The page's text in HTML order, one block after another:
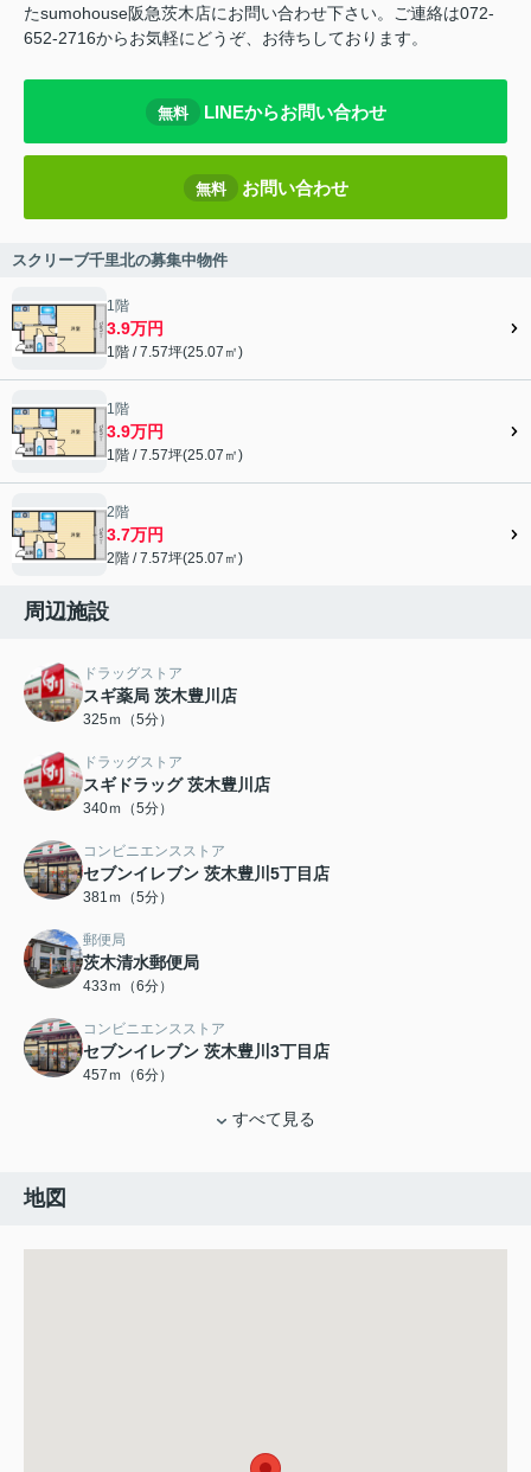
たsumohouse阪急茨木店にお問い合わせ下さい。ご連絡は072-
652-2716からお気軽にどうぞ、お待ちしております。
無料 LINEからお問い合わせ
無料 お問い合わせ
スクリーブ千里北の募集中物件
1階
3.9万円
1階 / 7.57坪(25.07㎡)
1階
3.9万円
1階 / 7.57坪(25.07㎡)
2階
3.7万円
2階 / 7.57坪(25.07㎡)
周辺施設
ドラッグストア
スギ薬局 茨木豊川店
325ｍ（5分）
ドラッグストア
スギドラッグ 茨木豊川店
340ｍ（5分）
コンビニエンスストア
セブンイレブン 茨木豊川5丁目店
381ｍ（5分）
郵便局
茨木清水郵便局
433ｍ（6分）
コンビニエンスストア
セブンイレブン 茨木豊川3丁目店
457ｍ（6分）
すべて見る
地図